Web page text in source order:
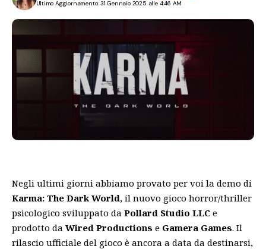
Ultimo Aggiornamento: 31 Gennaio 2025 alle 4:46 AM
Negli ultimi giorni abbiamo provato per voi la demo di
Karma: The Dark World, il nuovo gioco horror/thriller
psicologico sviluppato da Pollard Studio LLC e
prodotto da Wired Productions e Gamera Games. Il
rilascio ufficiale del gioco è ancora a data da destinarsi,